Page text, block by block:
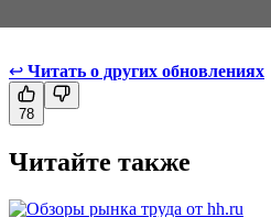
↩ Читать о других обновлениях
78
Читайте также